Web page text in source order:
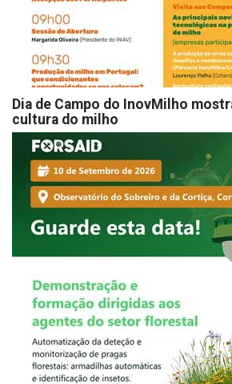
Dia de Campo do InovMilho
cultura do milho